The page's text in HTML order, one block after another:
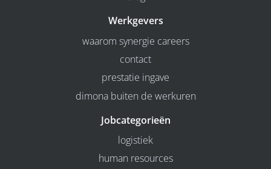
Werkgevers
waarom synergie careers
contact
prestatie ingave
dimona buiten de werkuren
Jobcategorieën
logistiek
human resources